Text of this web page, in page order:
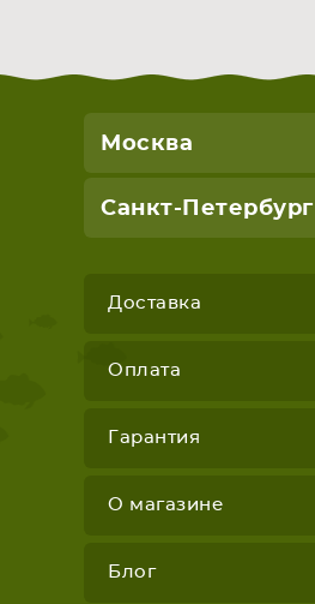
Москва
Санкт-Петербург
Доставка
Оплата
Гарантия
О магазине
Блог